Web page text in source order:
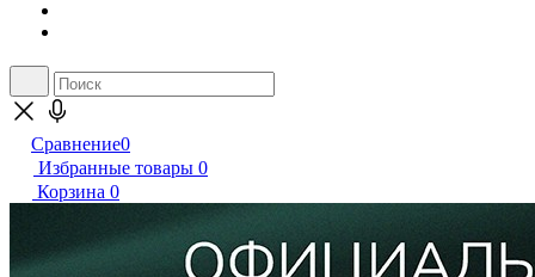
Сравнение0
Избранные товары 0
Корзина 0